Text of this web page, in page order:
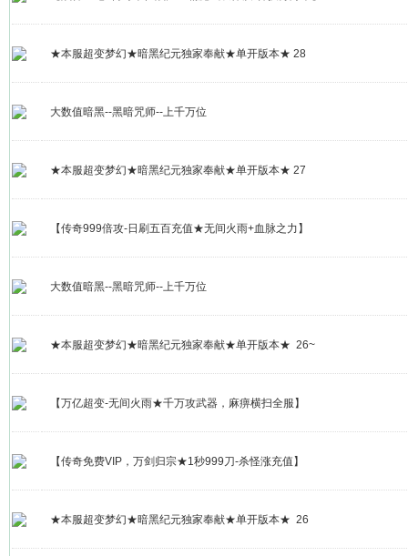
★本服超变梦幻★暗黑纪元独家奉献★单开版本★ 28
大数值暗黑--黑暗咒师--上千万位
★本服超变梦幻★暗黑纪元独家奉献★单开版本★ 27
【传奇999倍攻-日刷五百充值★无间火雨+血脉之力】
大数值暗黑--黑暗咒师--上千万位
★本服超变梦幻★暗黑纪元独家奉献★单开版本★ 26~
【万亿超变-无间火雨★千万攻武器，麻痹横扫全服】
【传奇免费VIP，万剑归宗★1秒999刀-杀怪涨充值】
★本服超变梦幻★暗黑纪元独家奉献★单开版本★ 26